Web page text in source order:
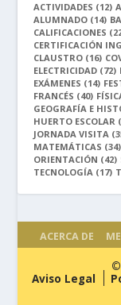
ACTIVIDADES (12)
ALUMNADO (14)
CALIFICACIONES
CERTIFICACIÓN
CLAUSTRO (16)
ELECTRICIDAD (72)
EXÁMENES (14)
FRANCÉS (40)
GEOGRAFÍA E
HUERTO ESCOLAR
JORNADA VISITA
MATEMÁTICAS (34)
ORIENTACIÓN (42)
TECNOLOGÍA (17)
ACERCA DE
Aviso Legal